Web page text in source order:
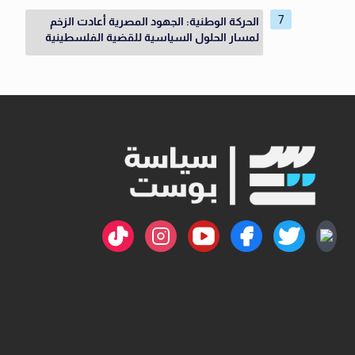
الحركة الوطنية: الجهود المصرية أعادت الزخم
لمسار الحلول السياسية للقضية الفلسطينية